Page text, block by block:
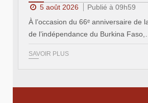
5 août 2026
Publié à 09h59
À l’occasion du 66ᵉ anniversaire de
de l’indépendance du Burkina Faso,…
SAVOIR PLUS